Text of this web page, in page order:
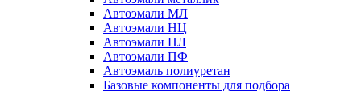
Автоэмали МЛ
Автоэмали НЦ
Автоэмали ПЛ
Автоэмали ПФ
Автоэмаль полиуретан
Базовые компоненты для подбора